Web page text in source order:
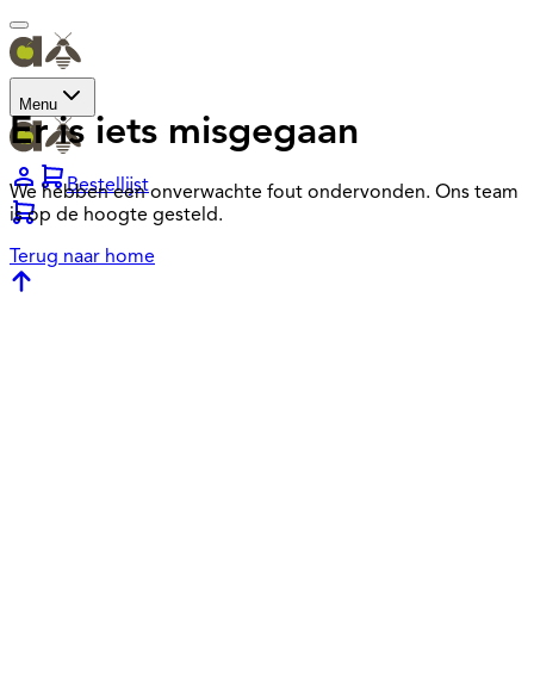
Menu
Bestellijst
Er is iets misgegaan
We hebben een onverwachte fout ondervonden. Ons team
is op de hoogte gesteld.
Terug naar home